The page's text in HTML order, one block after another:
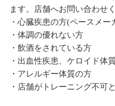
ます。店舗へお問い合わせ
・心臓疾患の方(ペースメ
・体調の優れない方
・飲酒をされている方
・出血性疾患、ケロイド体
・アレルギー体質の方
・店舗がトレーニング不可